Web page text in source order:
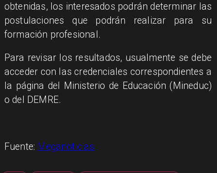
obtenidas, los interesados podrán determinar las
postulaciones que podrán realizar para su
formación profesional.
Para revisar los resultados, usualmente se debe
acceder con las credenciales correspondientes a
la página del Ministerio de Educación (Mineduc)
o del DEMRE.
Fuente: Meganoticias